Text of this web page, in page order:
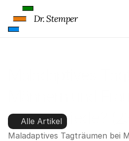
Unterschiede? (23)
Alle Artikel
Maladaptives Tagträumen bei
Dr. Stemper